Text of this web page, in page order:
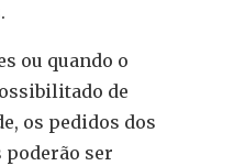
ou quando o
de
os pedidos dos
ser